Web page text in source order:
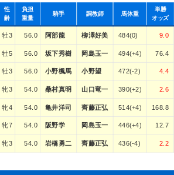
性
齢
負担
重量
騎手 調教師 馬体重
単勝
オッズ
牡3 56.0 阿部龍 柳澤好美 484(0) 9.0
牡5 56.0 坂下秀樹 岡島玉一 494(+4) 76.4
牡3 56.0 小野楓馬 小野望 472(-2) 4.4
牝3 54.0 桑村真明 山口竜一 390(+2) 2.6
牝4 54.0 亀井洋司 齊藤正弘 514(+4) 168.8
牝7 54.0 阪野学 岡島玉一 446(+4) 12.7
牝3 54.0 岩橋勇二 齊藤正弘 436(-4) 2.2